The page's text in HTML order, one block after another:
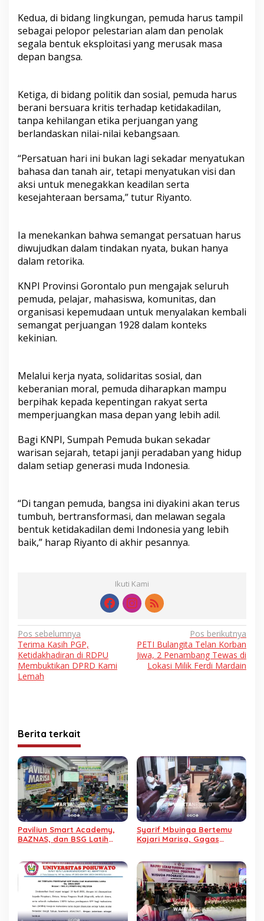
Kedua, di bidang lingkungan, pemuda harus tampil
sebagai pelopor pelestarian alam dan penolak
segala bentuk eksploitasi yang merusak masa
depan bangsa.
Ketiga, di bidang politik dan sosial, pemuda harus
berani bersuara kritis terhadap ketidakadilan,
tanpa kehilangan etika perjuangan yang
berlandaskan nilai-nilai kebangsaan.
“Persatuan hari ini bukan lagi sekadar menyatukan
bahasa dan tanah air, tetapi menyatukan visi dan
aksi untuk menegakkan keadilan serta
kesejahteraan bersama,” tutur Riyanto.
Ia menekankan bahwa semangat persatuan harus
diwujudkan dalam tindakan nyata, bukan hanya
dalam retorika.
KNPI Provinsi Gorontalo pun mengajak seluruh
pemuda, pelajar, mahasiswa, komunitas, dan
organisasi kepemudaan untuk menyalakan kembali
semangat perjuangan 1928 dalam konteks
kekinian.
Melalui kerja nyata, solidaritas sosial, dan
keberanian moral, pemuda diharapkan mampu
berpihak kepada kepentingan rakyat serta
memperjuangkan masa depan yang lebih adil.
Bagi KNPI, Sumpah Pemuda bukan sekadar
warisan sejarah, tetapi janji peradaban yang hidup
dalam setiap generasi muda Indonesia.
“Di tangan pemuda, bangsa ini diyakini akan terus
tumbuh, bertransformasi, dan melawan segala
bentuk ketidakadilan demi Indonesia yang lebih
baik,” harap Riyanto di akhir pesannya.
Ikuti Kami
Navigasi
pos
Pos sebelumnya
Terima Kasih PGP,
Ketidakhadiran di RDPU
Membuktikan DPRD Kami
Lemah
Pos berikutnya
PETI Bulangita Telan Korban
Jiwa, 2 Penambang Tewas di
Lokasi Milik Ferdi Mardain
Berita terkait
Paviliun Smart Academy,
BAZNAS, dan BSG Latih
Syarif Mbuinga Bertemu
Kajari Marisa, Gagas
Pendidik